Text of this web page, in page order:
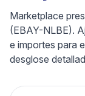
Marketplace
(EBAY-NLBE).
e importes para
desglose